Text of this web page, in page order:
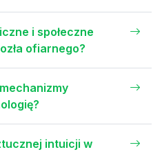
i społeczne
ofiarnego?
intuicji w